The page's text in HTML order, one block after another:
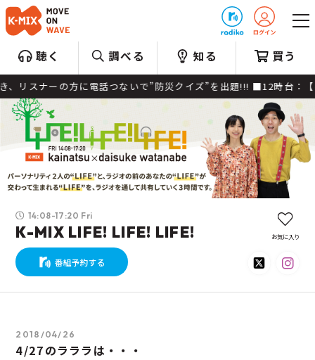
聴く 調べる 知る 買う
の方に電話つないで”防災クイズ”を出題!!! ■12時台：
14:08-17:20 Fri
K-MIX LIFE! LIFE! LIFE!
番組予約する
お気に入り
2018/04/26
4/27のラララは・・・